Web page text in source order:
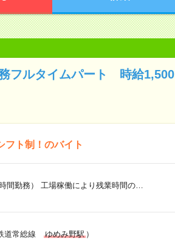
フルタイムパート 時給1,500
フト制！のバイト
間勤務） 工場稼働により残業時間の…
道常総線
ゆめみ野駅）